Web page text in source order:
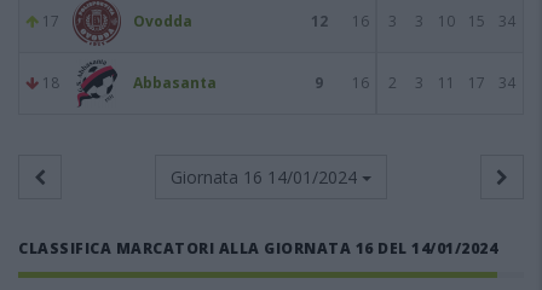
17 Ovodda 12 16 3 3 10 15 34
18 Abbasanta 9 16 2 3 11 17 34
Giornata 16 14/01/2024
CLASSIFICA MARCATORI ALLA GIORNATA 16 DEL 14/01/2024